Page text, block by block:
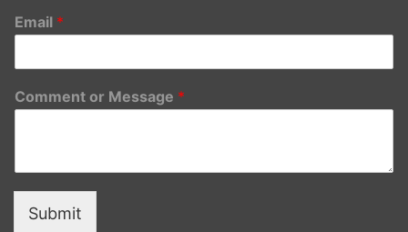
Email *
Comment or Message *
Submit